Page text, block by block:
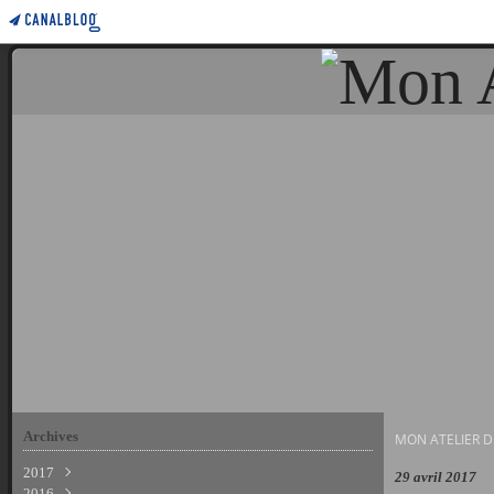
Archives
2017
MON ATELIER
29 avril 2017